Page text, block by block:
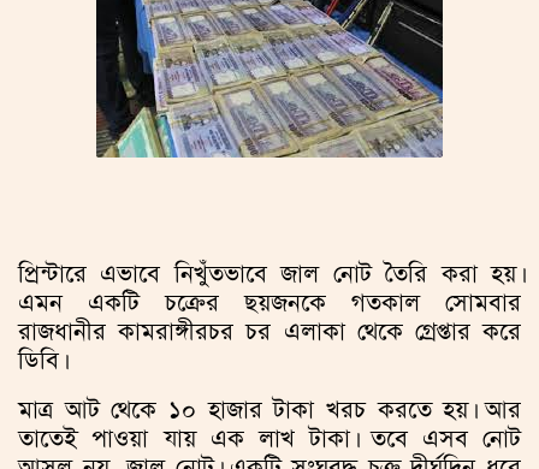
প্রিন্টারে এভাবে নিখুঁতভাবে জাল নোট তৈরি করা হয়।
এমন একটি চক্রের ছয়জনকে গতকাল সোমবার
রাজধানীর কামরাঙ্গীরচর চর এলাকা থেকে গ্রেপ্তার করে
ডিবি।
মাত্র আট থেকে ১০ হাজার টাকা খরচ করতে হয়। আর
তাতেই পাওয়া যায় এক লাখ টাকা। তবে এসব নোট